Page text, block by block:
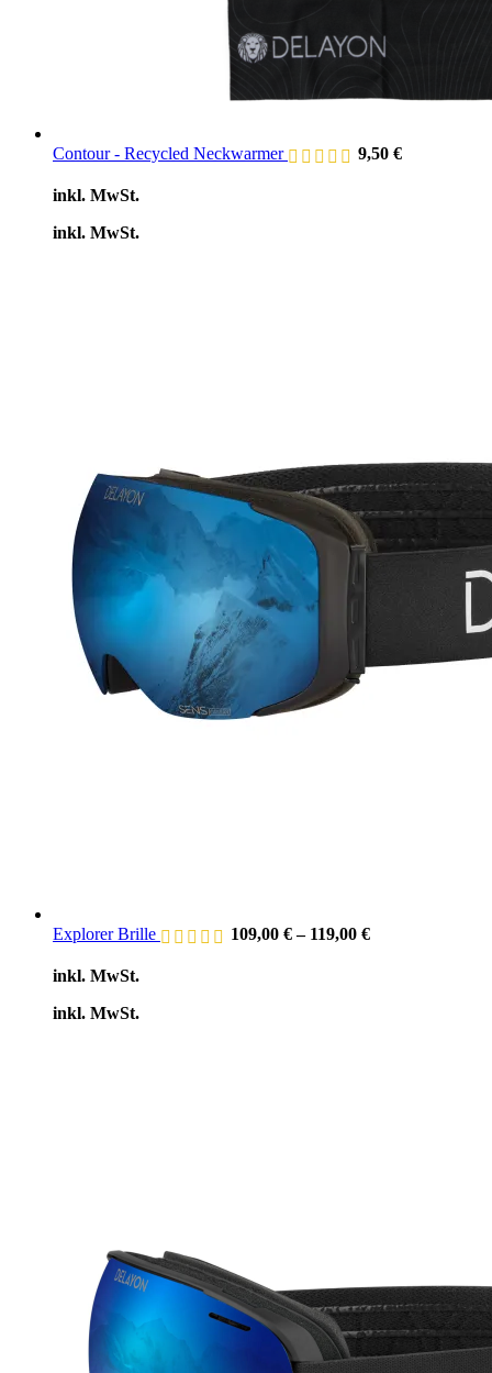
Contour - Recycled Neckwarmer 9,50 €
inkl. MwSt.
inkl. MwSt.
Explorer Brille 109,00 €– 119,00 €
inkl. MwSt.
inkl. MwSt.